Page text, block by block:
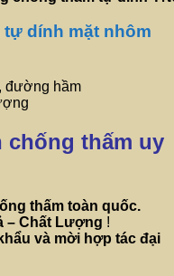
dính mặt nhôm
đường hầm
chống thấm uy
thấm toàn quốc.
– Chất Lượng !
và mời hợp tác đại